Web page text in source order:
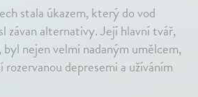
stala úkazem, který do vod
závan alternativy. Její hlavní tvář,
nejen velmi nadaným umělcem,
rozervanou depresemi a užíváním